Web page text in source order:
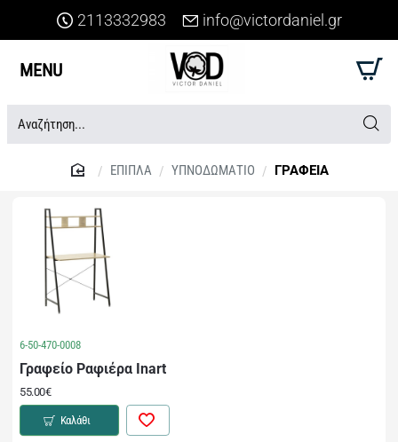
2113332983 info@victordaniel.gr
Αναζήτηση...
ΕΠΙΠΛΑ ΥΠΝΟΔΩΜΑΤΙΟ ΓΡΑΦΕΙΑ
6-50-470-0008
Γραφείο Ραφιέρα Inart
55.00€
Καλάθι